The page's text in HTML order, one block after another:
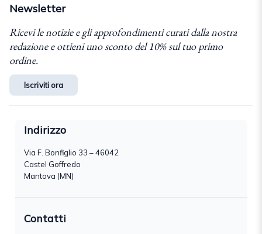
Newsletter
Ricevi le notizie e gli approfondimenti curati dalla nostra
redazione e ottieni uno sconto del 10% sul tuo primo
ordine.
Iscriviti ora
Indirizzo
Via F. Bonfiglio 33 – 46042
Castel Goffredo
Mantova (MN)
Contatti